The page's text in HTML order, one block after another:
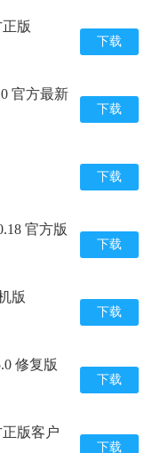
版
下载
官方最新
下载
下载
官方版
下载
版
下载
修复版
下载
正版客户
下载